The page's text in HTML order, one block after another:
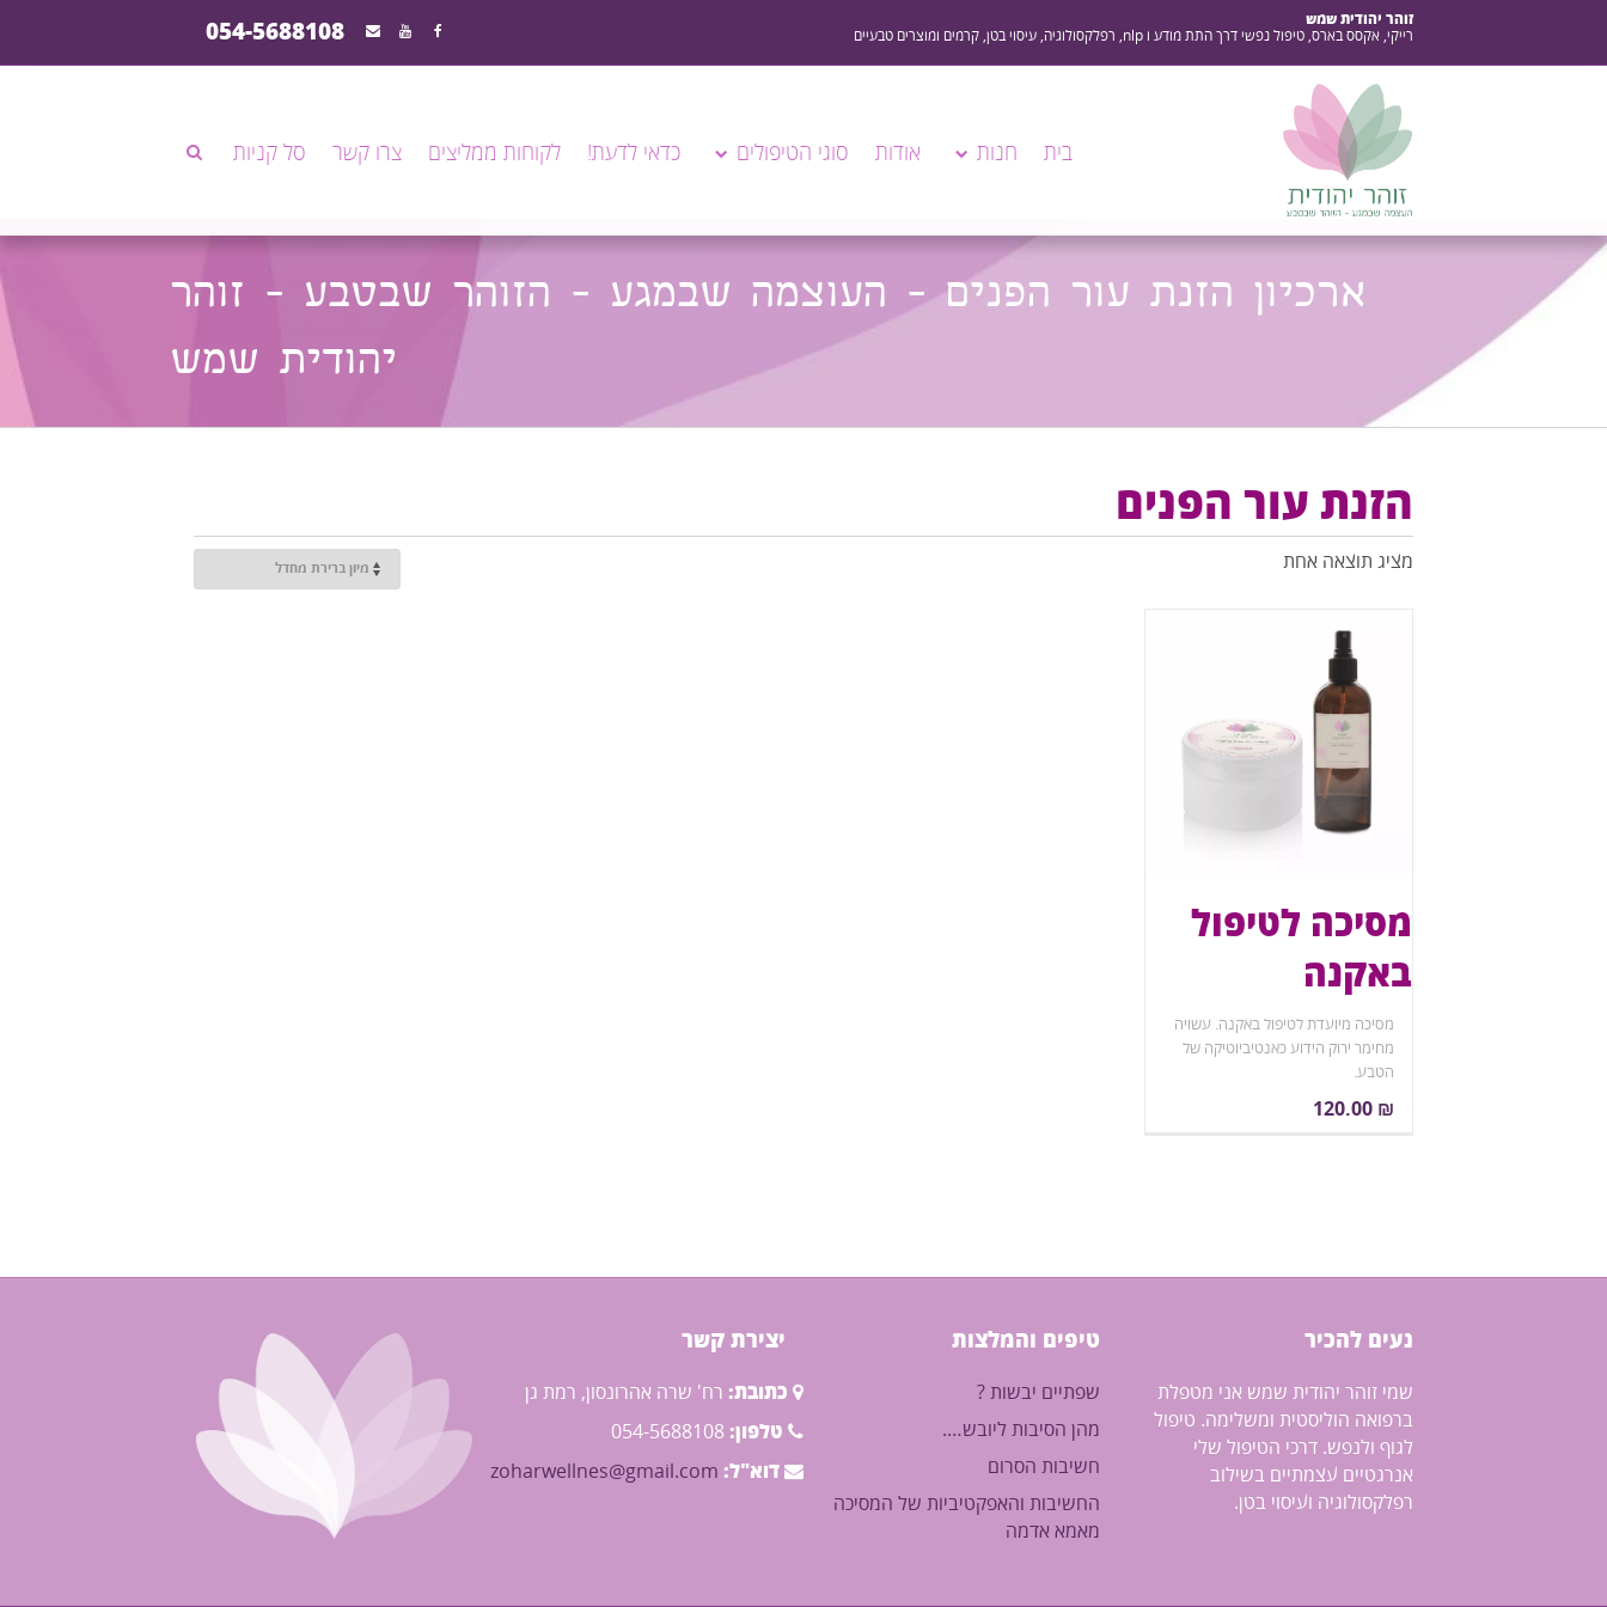
054-5688108
זוהר יהודית שמש
רייקי, אקסס בארס, טיפול נפשי דרך התת מודע ו nlp, רפלקסולוגיה, עיסוי בטן, קרמים ומוצרים טבעיים
בית חנות אודות סוגי הטיפולים כדאי לדעת! לקוחות ממליצים צרו קשר סל קניות
ארכיון הזנת עור הפנים - העוצמה שבמגע - הזוהר שבטבע - זוהר
יהודית שמש
הזנת עור הפנים
מציג תוצאה אחת
מסיכה לטיפול
באקנה
מסיכה מיועדת לטיפול באקנה. עשויה
מחימר ירוק הידוע כאנטיביוטיקה של
הטבע.
פנים לטיפול באקנה וסבון ללא
120.00 ₪
נעים להכיר
שמי זוהר יהודית שמש אני מטפלת
ברפואה הוליסטית ומשלימה. טיפול
לגוף ולנפש. דרכי הטיפול שלי
אנרגטיים עצמתיים בשילוב
רפלקסולוגיה ועיסוי בטן.
טיפים והמלצות
שפתיים יבשות ?
מהן הסיבות ליובש….
חשיבות הסרום
החשיבות והאפקטיביות של המסיכה
מאמא אדמה
יצירת קשר
כתובת: רח' שרה אהרונסון, רמת גן
טלפון: 054-5688108
דוא"ל: zoharwellnes@gmail.com